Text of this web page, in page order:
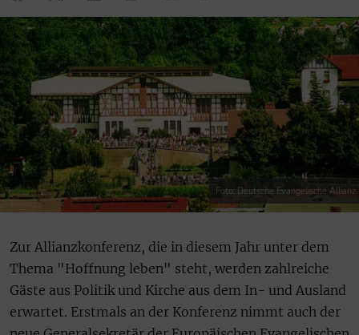
Foto: Deutsche Evangelische Allianz
Zur Allianzkonferenz, die in diesem Jahr unter dem
Thema "Hoffnung leben" steht, werden zahlreiche
Gäste aus Politik und Kirche aus dem In- und Ausland
erwartet. Erstmals an der Konferenz nimmt auch der